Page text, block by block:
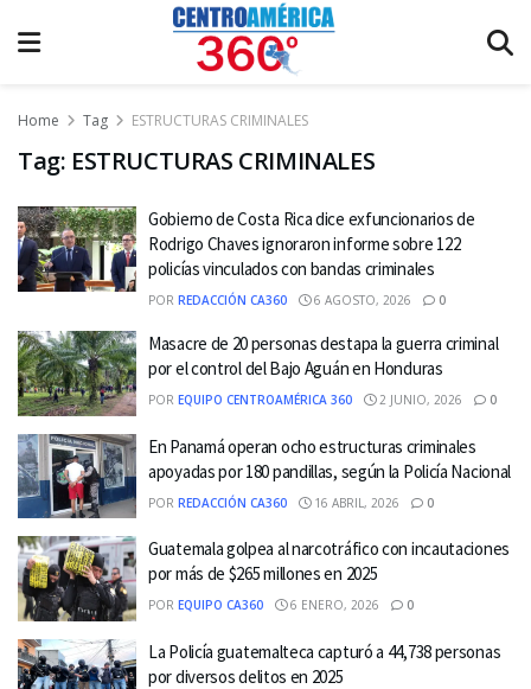
Home Tag ESTRUCTURAS CRIMINALES
Tag: ESTRUCTURAS CRIMINALES
Gobierno de Costa Rica dice exfuncionarios de
Rodrigo Chaves ignoraron informe sobre 122
policías vinculados con bandas criminales
POR REDACCIÓN CA360 6 AGOSTO, 2026 0
Masacre de 20 personas destapa la guerra criminal
por el control del Bajo Aguán en Honduras
POR EQUIPO CENTROAMÉRICA 360 2 JUNIO, 2026 0
En Panamá operan ocho estructuras criminales
apoyadas por 180 pandillas, según la Policía Nacional
POR REDACCIÓN CA360 16 ABRIL, 2026 0
Guatemala golpea al narcotráfico con incautaciones
por más de $265 millones en 2025
POR EQUIPO CA360 6 ENERO, 2026 0
La Policía guatemalteca capturó a 44,738 personas
por diversos delitos en 2025